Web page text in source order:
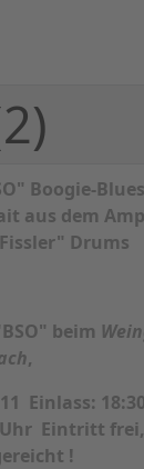
Boogie-
aus dem
Drums
beim
,
Einlass:
Eintritt
!